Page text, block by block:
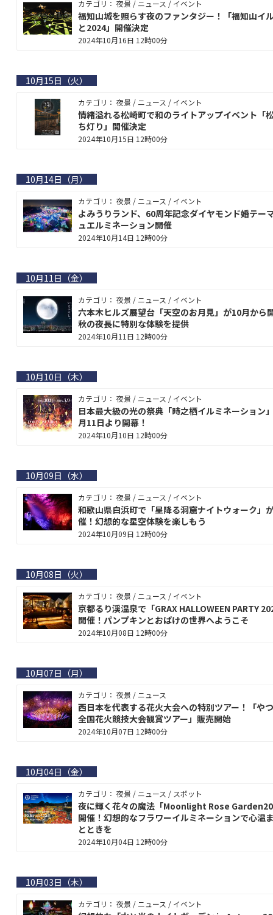
カテゴリ： 夜景 / ニュース / イベント
福知山城を照らす夜のファンタジー！「福知山イ
と2024」開催決定
2024年10月16日 12時00分
10月15日（火）
カテゴリ： 夜景 / ニュース / イベント
情緒溢れる松崎町で和のライトアップイベント「
ち灯り」開催決定
2024年10月15日 12時00分
10月14日（月）
カテゴリ： 夜景 / ニュース / イベント
よみうりランド、60周年記念ダイヤモンド婚テー
ュエルミネーション開催
2024年10月14日 12時00分
10月11日（金）
カテゴリ： 夜景 / ニュース / イベント
六本木ヒルズ展望台「天空のお月見」が10月から開
秋の夜長に特別な体験を提供
2024年10月11日 12時00分
10月10日（木）
カテゴリ： 夜景 / ニュース / イベント
日本最大級の光の祭典「時之栖イルミネーション
月11日より開幕！
2024年10月10日 12時00分
10月09日（水）
カテゴリ： 夜景 / ニュース / イベント
和歌山県白浜町で「星降る洞窟ナイトウォーク」
催！幻想的な星空体験を楽しもう
2024年10月09日 12時00分
10月08日（火）
カテゴリ： 夜景 / ニュース / イベント
京都るり渓温泉で「GRAX HALLOWEEN PARTY
開催！パンプキンとおばけの世界へようこそ
2024年10月08日 12時00分
10月07日（月）
カテゴリ： 夜景 / ニュース
西日本を代表する花火大会への特別ツアー！「や
全国花火競技大会観賞ツアー」販売開始
2024年10月07日 12時00分
10月04日（金）
カテゴリ： 夜景 / ニュース / スポット
夜に輝く花々の魔法「Moonlight Rose
開催！幻想的なフラワーイルミネーションで心温
とときを
2024年10月04日 12時00分
10月03日（木）
カテゴリ： 夜景 / ニュース / イベント